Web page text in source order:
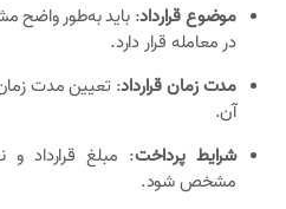
موضوع قرارداد: باید به‌طور واضح
در معامله قرار دارد.
مدت زمان قرارداد: تعیین مدت زمان
آن.
شرایط پرداخت: مبلغ قرارداد
مشخص شود.